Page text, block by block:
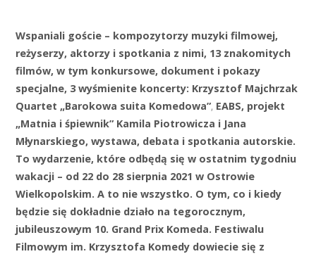
Wspaniali goście – kompozytorzy muzyki filmowej,
reżyserzy, aktorzy i spotkania z nimi, 13 znakomitych
filmów, w tym konkursowe, dokument i pokazy
specjalne, 3 wyśmienite koncerty: Krzysztof Majchrzak
Quartet „Barokowa suita Komedowa”, EABS, projekt
„Matnia i śpiewnik” Kamila Piotrowicza i Jana
Młynarskiego, wystawa, debata i spotkania autorskie.
To wydarzenie, które odbędą się w ostatnim tygodniu
wakacji – od 22 do 28 sierpnia 2021 w Ostrowie
Wielkopolskim. A to nie wszystko. O tym, co i kiedy
będzie się dokładnie działo na tegorocznym,
jubileuszowym 10. Grand Prix Komeda. Festiwalu
Filmowym im. Krzysztofa Komedy dowiecie się z